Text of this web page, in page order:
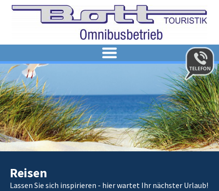
REISEN
MIETBUS
ANFRAGE BUSMIETE
FUHRPARK
KATALOG
ÜBER UNS
50 JAHRE BOTT-TOURISTIK
UNSER UNTERNEHMEN
KONTAKT
Reisen
Lassen Sie sich inspirieren - hier wartet Ihr nächster Urlaub!